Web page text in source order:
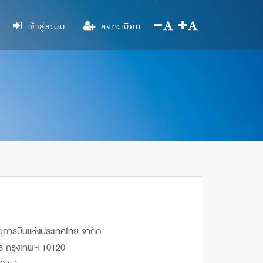
เข้าสู่ระบบ ลงทะเบียน
รบินแห่งประเทศไทย จำกัด
กรุงเทพฯ 10120